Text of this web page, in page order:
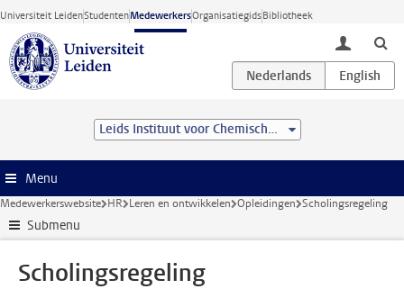
Ga direct naar de inhoud
Universiteit LeidenStudentenMedewerkersOrganisatiegidsBibliotheek
toggle
Leids Instituut voor Chemisch Onderzoek (LIC)
Menu
Medewerkerswebsite HR Leren en ontwikkelen Opleidingen Scholingsregeling
Submenu
Scholingsregeling